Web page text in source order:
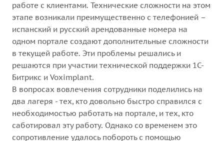
работе с клиентами. Технические сложности на этом
этапе возникали преимущественно с телефонией –
испанский и русский арендованные номера на
одном портале создают дополнительные сложности
в текущей работе. Эти проблемы решались и
решаются при участии технической поддержки 1С-
Битрикс и Voximplant.
В вопросах вовлечения сотрудники поделились на
два лагеря - тех, кто довольно быстро справился с
необходимостью работать на портале, и тех, кто
саботировал эту работу. Однако со временем это
сопротивление удалось побороть с помощью